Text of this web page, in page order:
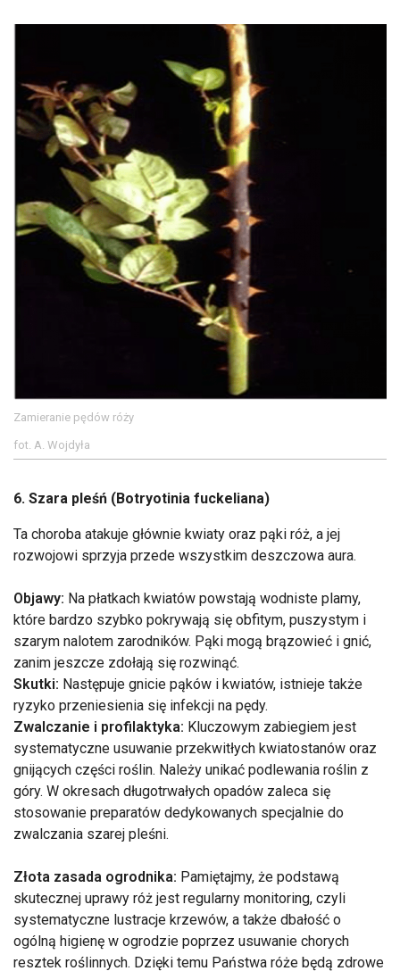
Zamieranie pędów róży
fot. A. Wojdyła
6. Szara pleśń (Botryotinia fuckeliana)
Ta choroba atakuje głównie kwiaty oraz pąki róż, a jej
rozwojowi sprzyja przede wszystkim deszczowa aura.
Objawy: Na płatkach kwiatów powstają wodniste plamy,
które bardzo szybko pokrywają się obfitym, puszystym i
szarym nalotem zarodników. Pąki mogą brązowieć i gnić,
zanim jeszcze zdołają się rozwinąć.
Skutki: Następuje gnicie pąków i kwiatów, istnieje także
ryzyko przeniesienia się infekcji na pędy.
Zwalczanie i profilaktyka: Kluczowym zabiegiem jest
systematyczne usuwanie przekwitłych kwiatostanów oraz
gnijących części roślin. Należy unikać podlewania roślin z
góry. W okresach długotrwałych opadów zaleca się
stosowanie preparatów dedykowanych specjalnie do
zwalczania szarej pleśni.
Złota zasada ogrodnika: Pamiętajmy, że podstawą
skutecznej uprawy róż jest regularny monitoring, czyli
systematyczne lustracje krzewów, a także dbałość o
ogólną higienę w ogrodzie poprzez usuwanie chorych
resztek roślinnych. Dzięki temu Państwa róże będą zdrowe